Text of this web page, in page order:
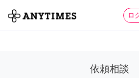
ロ
全て
依頼相談